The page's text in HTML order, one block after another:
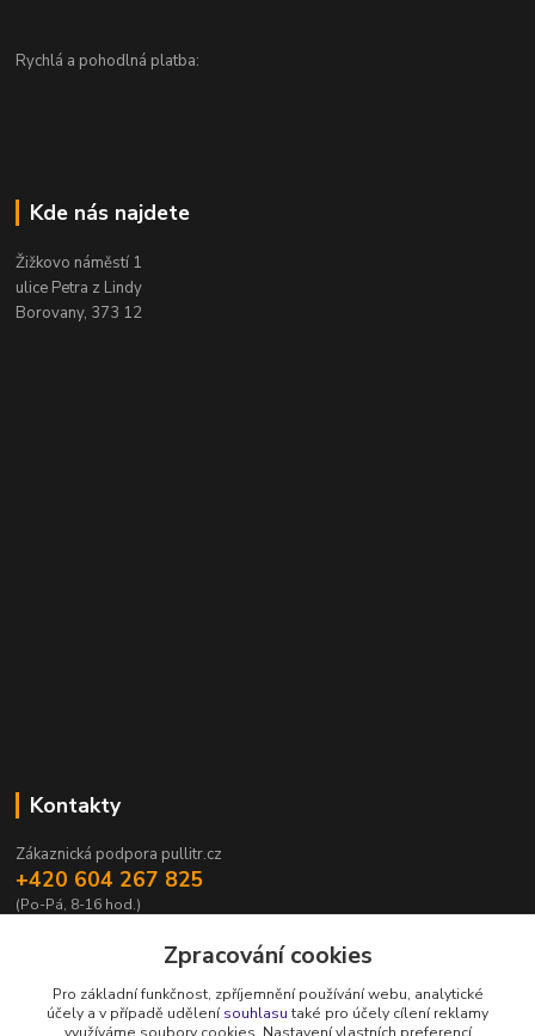
Rychlá a pohodlná platba:
Kde nás najdete
Žižkovo náměstí 1
ulice Petra z Lindy
Borovany, 373 12
Kontakty
Zákaznická podpora pullitr.cz
+420 604 267 825
(Po-Pá, 8-16 hod.)
Zpracování cookies
Pro základní funkčnost, zpříjemnění používání webu, analytické
účely a v případě udělenísouhlasutaké pro účely cílení reklamy